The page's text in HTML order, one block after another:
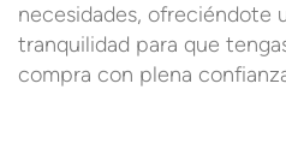
necesidades, ofreciéndote
tranquilidad para que
compra con plena